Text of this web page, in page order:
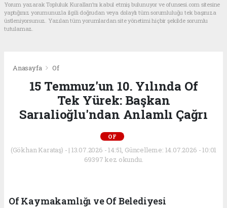
Yorum yazarak Topluluk Kuralları’nı kabul etmiş bulunuyor ve ofunsesi.com sitesine
yaptığınız yorumunuzla ilgili doğrudan veya dolaylı tüm sorumluluğu tek başınıza
üstleniyorsunuz. Yazılan tüm yorumlardan site yönetimi hiçbir şekilde sorumlu
tutulamaz.
Anasayfa Of
15 Temmuz'un 10. Yılında Of
Tek Yürek: Başkan
Sarıalioğlu'ndan Anlamlı Çağrı
OF
(Gökhan Karataş) - | 13.07.2026 - 14:51, Güncelleme: 14.07.2026 - 10:01
69397 kez okundu.
Of Kaymakamlığı ve Of Belediyesi